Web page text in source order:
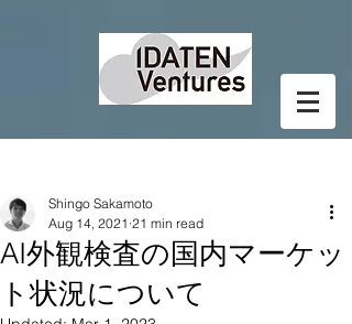
AI外観検査の国内マーケッ
ト状況について
Shingo Sakamoto
Aug 14, 2021 21 min read